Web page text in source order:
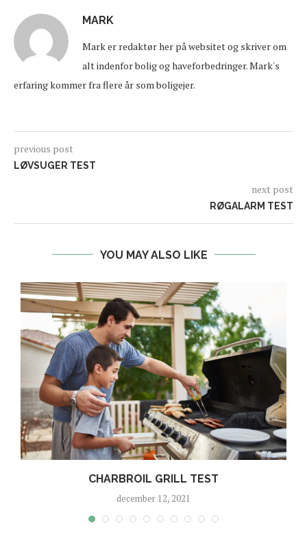
MARK
Mark er redaktør her på websitet og skriver om
alt indenfor bolig og haveforbedringer. Mark's
erfaring kommer fra flere år som boligejer.
previous post
LØVSUGER TEST
next post
RØGALARM TEST
YOU MAY ALSO LIKE
CHARBROIL GRILL TEST
december 12, 2021